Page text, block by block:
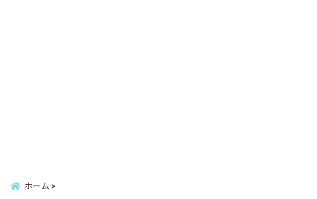
ホーム